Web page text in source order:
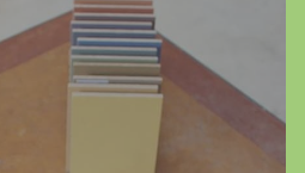
Eleganz und
von Kalkputz und
nicht nur für
sondern